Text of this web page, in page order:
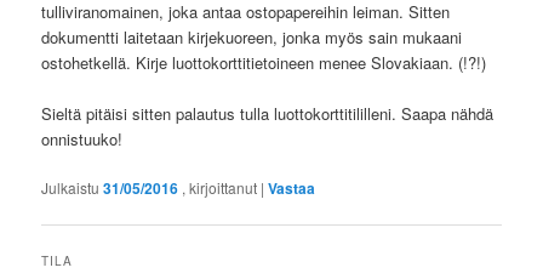
tulliviranomainen, joka antaa ostopapereihin leiman. Sitten
dokumentti laitetaan kirjekuoreen, jonka myös sain mukaani
ostohetkellä. Kirje luottokorttitietoineen menee Slovakiaan. (!?!)
Sieltä pitäisi sitten palautus tulla luottokorttitililleni. Saapa nähdä
onnistuuko!
Julkaistu31/05/2016 , kirjoittanut |Vastaa
TILA